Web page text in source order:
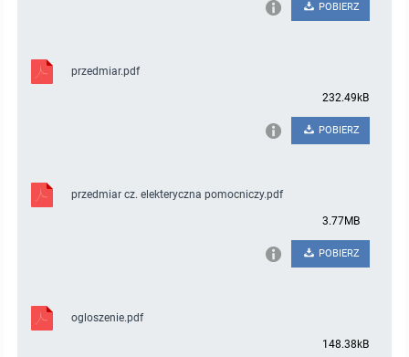
POBIERZ
przedmiar.pdf
232.49kB
POBIERZ
przedmiar cz. elekteryczna pomocniczy.pdf
3.77MB
POBIERZ
ogloszenie.pdf
148.38kB